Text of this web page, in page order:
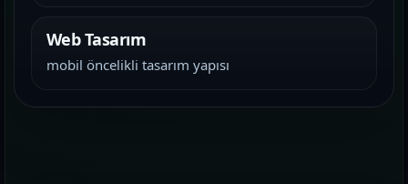
Web Tasarım
mobil öncelikli tasarım yapısı